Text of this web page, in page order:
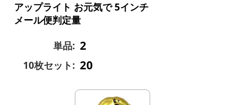
アップライト お元気で 5インチ
メール便判定量
単品: 2
10枚セット: 20